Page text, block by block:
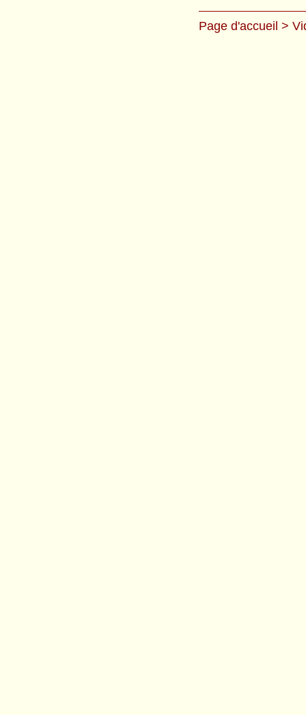
Page d'accueil >